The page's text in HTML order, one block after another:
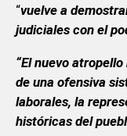
“vuelve a
judiciales con el
“El nuevo
de una ofensiva
laborales, la
históricas del